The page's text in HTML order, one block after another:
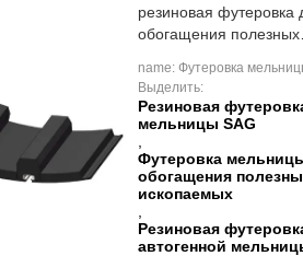
резиновая футеровка
обогащения полезных
name: Футеровка
самоизмельчения
Выделить:
Резиновая
мельницы SAG
Футеровка
обогащения
ископаемых
Резиновая
автогенной